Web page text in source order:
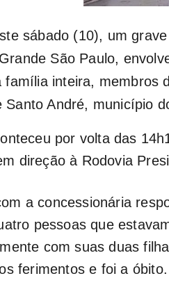
sábado (10), um
São Paulo,
família inteira, membros
Santo André, município
por volta das
direção à Rodovia
a concessionária
pessoas que
com suas duas
ferimentos e foi a óbito.